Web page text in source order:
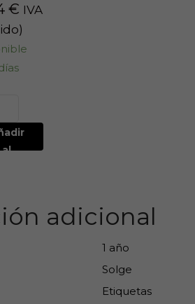
€ IVA
al
adicional
1 año
Solge
Etiquetas